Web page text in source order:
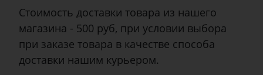
Стоимость доставки товара из нашего
магазина - 500 руб, при условии выбора
при заказе товара в качестве способа
доставки нашим курьером.